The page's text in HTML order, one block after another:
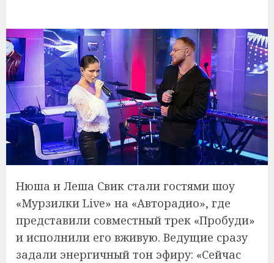
Нюша и Леша Свик стали гостями шоу
«Мурзилки Live» на «Авторадио», где
представили совместный трек «Пробуди»
и исполнили его вживую. Ведущие сразу
задали энергичный тон эфиру: «Сейчас